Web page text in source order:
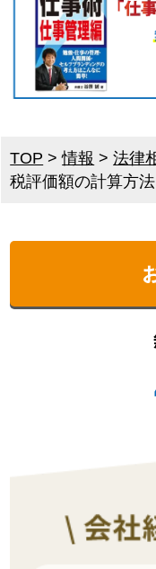
TOP >情報 >法律
税評価額の計算方